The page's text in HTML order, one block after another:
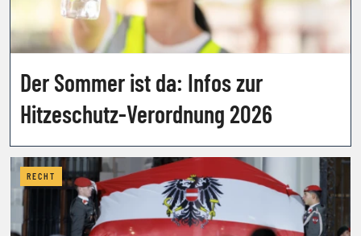
Der Sommer ist da: Infos zur
Hitzeschutz-Verordnung 2026
RECHT